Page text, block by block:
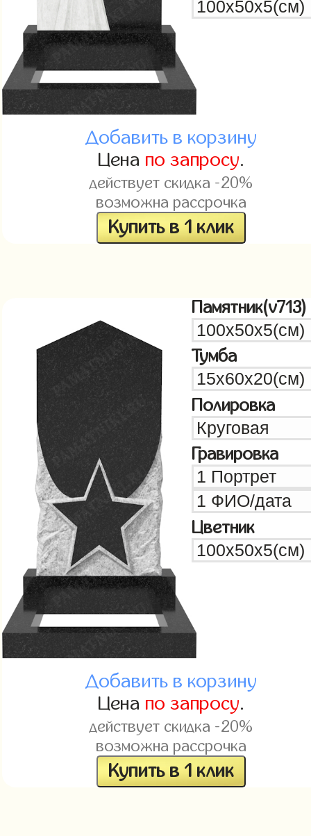
Добавить в корзину
Цена по запросу.
действует скидка -20%
возможна рассрочка
Купить в 1 клик
Памятник(v713)
Тумба
Полировка
Гравировка
Цветник
Добавить в корзину
Цена по запросу.
действует скидка -20%
возможна рассрочка
Купить в 1 клик